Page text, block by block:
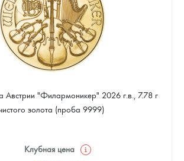
Австрии "Филармоникер" 2026 г.в., 7.78 г
золота (проба 9999)
Клубная цена